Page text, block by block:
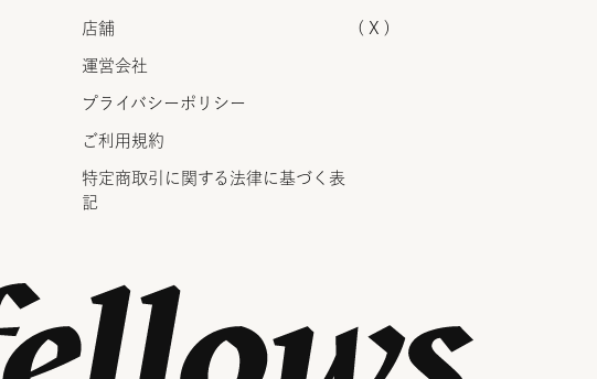
店舗
運営会社
プライバシーポリシー
ご利用規約
特定商取引に関する法律に 基づく表
記
( X )